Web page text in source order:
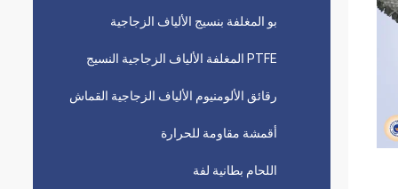
بو المغلفة بنسيج الألياف الزجاجية
PTFE المغلفة الألياف الزجاجية النسيج
رقائق الألومنيوم الألياف الزجاجية القماش
أقمشة مقاومة للحرارة
اللحام بطانية لفة